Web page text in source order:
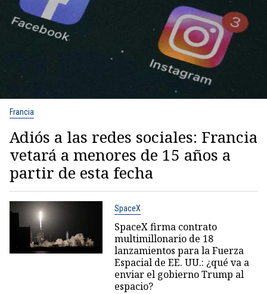
Francia
Adiós a las redes sociales: Francia
vetará a menores de 15 años a
partir de esta fecha
SpaceX
SpaceX firma contrato
multimillonario de 18
lanzamientos para la Fuerza
Espacial de EE. UU.: ¿qué va a
enviar el gobierno Trump al
espacio?